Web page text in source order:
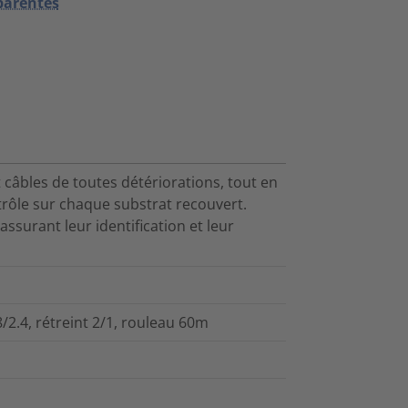
câbles de toutes détériorations, tout en
sur chaque substrat recouvert.
leur identification et leur
2.4, rétreint 2/1, rouleau 60m